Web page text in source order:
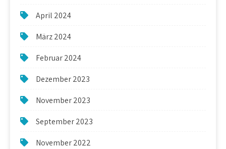
April 2024
März 2024
Februar 2024
Dezember 2023
November 2023
September 2023
November 2022